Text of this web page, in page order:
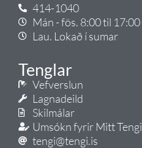
414-1040
Mán - fös. 8:00 til 17:00
Lau. Lokað í sumar
Tenglar
Vefverslun
Lagnadeild
Skilmálar
Umsókn fyrir Mitt Tengi
tengi@tengi.is